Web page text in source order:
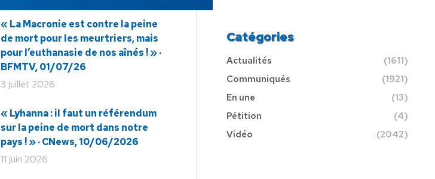
« La Macronie est contre la peine
de mort pour les meurtriers, mais
pour l’euthanasie de nos aînés ! » ·
BFMTV, 01/07/26
3 juillet 2026
« Lyhanna : il faut un référendum
sur la peine de mort dans notre
pays ! » · CNews, 10/06/2026
11 juin 2026
Catégories
Actualités
(1611)
Communiqués
(1921)
En une
(13)
Pétition
(4)
Vidéo
(2042)